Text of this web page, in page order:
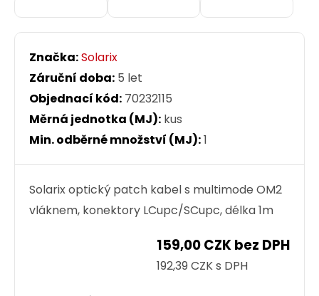
Značka:Solarix
Záruční doba: 5 let
Objednací kód: 70232115
Měrná jednotka (MJ): kus
Min. odběrné množství (MJ):1
Solarix optický patch kabel s multimode OM2
vláknem, konektory LCupc/SCupc, délka 1m
159,00 CZK bez DPH
192,39 CZK s DPH